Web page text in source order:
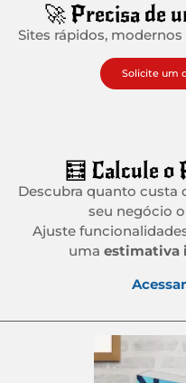
🚀 Precisa de
Sites rápidos,
Solicite um
🧮 Calcule o
Descubra quanto custa
seu negócio
Ajuste
uma estimativa